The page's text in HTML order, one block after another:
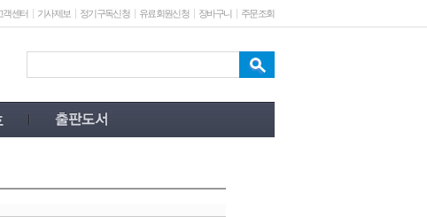
객센터 기사제보 정기구독신청 유료회원신청 장바구니 주문조회